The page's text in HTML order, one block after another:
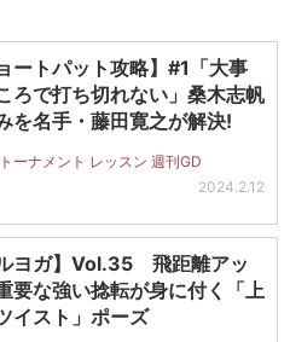
ートパット攻略】#1「大事
ろで打ち切れない」桑木志帆
を名手・藤田寛之が解決!
ーナメント レッスン 週刊GD
2024.2.12
ルヨガ】Vol.35 飛距離アッ
要な強い捻転が身に付く「上
イスト」ポーズ